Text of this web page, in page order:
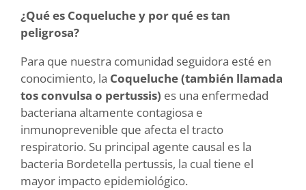
¿Qué es Coqueluche y por qué es tan
peligrosa?
Para que nuestra comunidad seguidora esté en
conocimiento, la Coqueluche (también llamada
tos convulsa o pertussis) es una enfermedad
bacteriana altamente contagiosa e
inmunoprevenible que afecta el tracto
respiratorio. Su principal agente causal es la
bacteria Bordetella pertussis, la cual tiene el
mayor impacto epidemiológico.